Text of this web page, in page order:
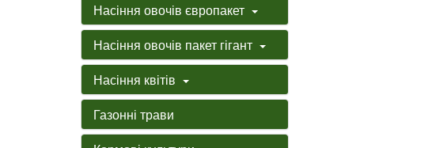
Насіння овочів європакет
Насіння овочів пакет гігант
Насіння квітів
Газонні трави